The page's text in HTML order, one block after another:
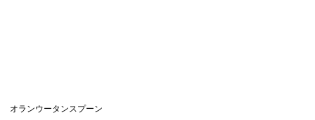
オランウータンスプーン